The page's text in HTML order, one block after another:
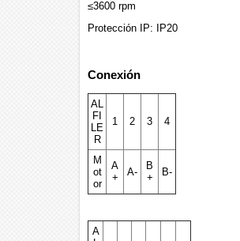
≤3600 rpm
Protección IP: IP20
Conexión
AL
FI
LE
R
1 2 3 4
M
ot
or
A
+
A-
B
+
B-
A